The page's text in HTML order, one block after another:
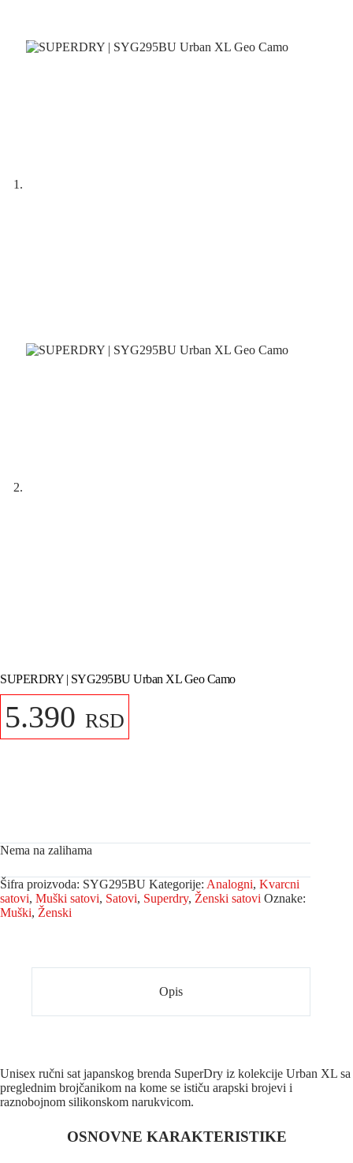
SUPERDRY | SYG295BU Urban XL Geo Camo
5.390 RSD
Nema na zalihama
Šifra proizvoda: SYG295BU Kategorije: Analogni, Kvarcni
satovi, Muški satovi, Satovi, Superdry, Ženski satovi Oznake:
Muški, Ženski
Opis
Unisex ručni sat japanskog brenda SuperDry iz kolekcije Urban XL sa
preglednim brojčanikom na kome se ističu arapski brojevi i
raznobojnom silikonskom narukvicom.
OSNOVNE KARAKTERISTIKE